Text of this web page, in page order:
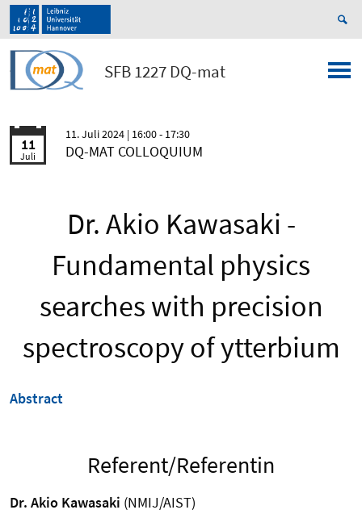
SFB 1227 DQ-mat
11
Juli
11. Juli 2024 | 16:00 - 17:30
DQ-MAT COLLOQUIUM
Dr. Akio Kawasaki -
Fundamental physics
searches with precision
spectroscopy of ytterbium
Abstract
Referent/Referentin
Dr. Akio Kawasaki (NMIJ/AIST)